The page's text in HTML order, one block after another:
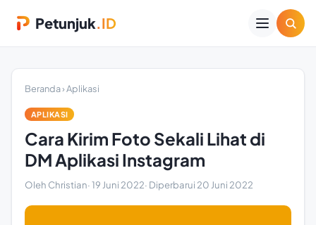
Petunjuk.ID
Beranda›Aplikasi
APLIKASI
Cara Kirim Foto Sekali Lihat di
DM Aplikasi Instagram
Oleh Christian·19 Juni 2022· Diperbarui 20 Juni 2022